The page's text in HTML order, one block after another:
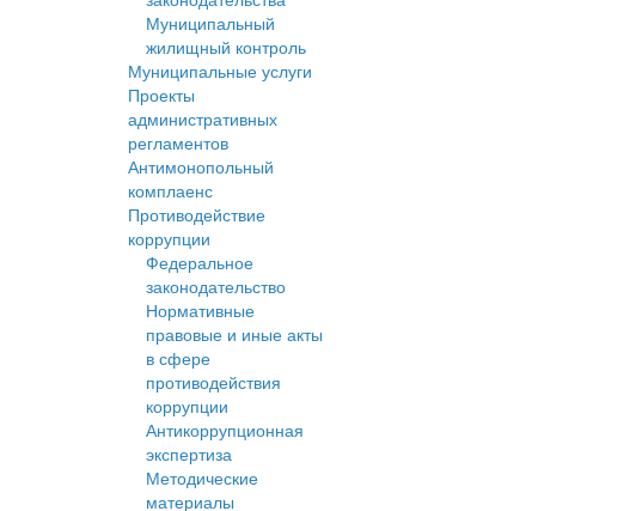
Муниципальный
жилищный контроль
Муниципальные услуги
Проекты
административных
регламентов
Антимонопольный
комплаенс
Противодействие
коррупции
Федеральное
законодательство
Нормативные
правовые и иные акты
в сфере
противодействия
коррупции
Антикоррупционная
экспертиза
Методические
материалы